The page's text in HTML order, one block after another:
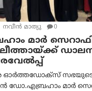
നവീൻ മാത്യു 0
മാർ
ഓർത്തഡോക്സ്
ഡോ.എബ്രഹാം മാർ